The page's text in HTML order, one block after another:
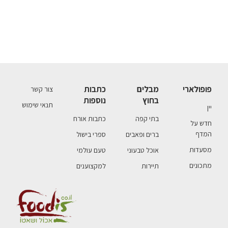
פופולארי
יין
חדש על
המדף
מסעדות
מתכונים
מבלים
בחוץ
בתי קפה
ברים ופאבים
אוכל טבעוני
תיירות
כתבות
נוספות
כתבות אורח
ספרי בישול
טעם עולמי
למקצוענים
צור קשר
תנאי שימוש